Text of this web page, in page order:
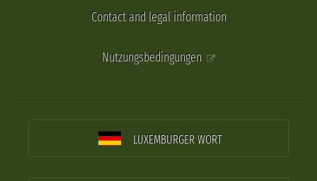
Contact and legal information
Nutzungsbedingungen
LUXEMBURGER WORT